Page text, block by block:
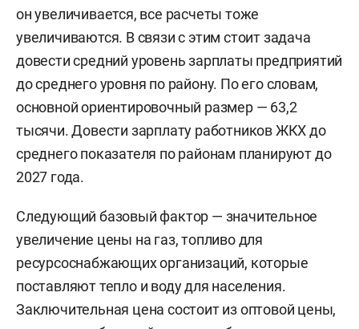
он увеличивается, все расчеты тоже
увеличиваются. В связи с этим стоит задача
довести средний уровень зарплаты предприятий
до среднего уровня по району. По его словам,
основной ориентировочный размер — 63,2
тысячи. Довести зарплату работников ЖКХ до
среднего показателя по районам планируют до
2027 года.
Следующий базовый фактор — значительное
увеличение цены на газ, топливо для
ресурсоснабжающих организаций, которые
поставляют тепло и воду для населения.
Заключительная цена состоит из оптовой цены,